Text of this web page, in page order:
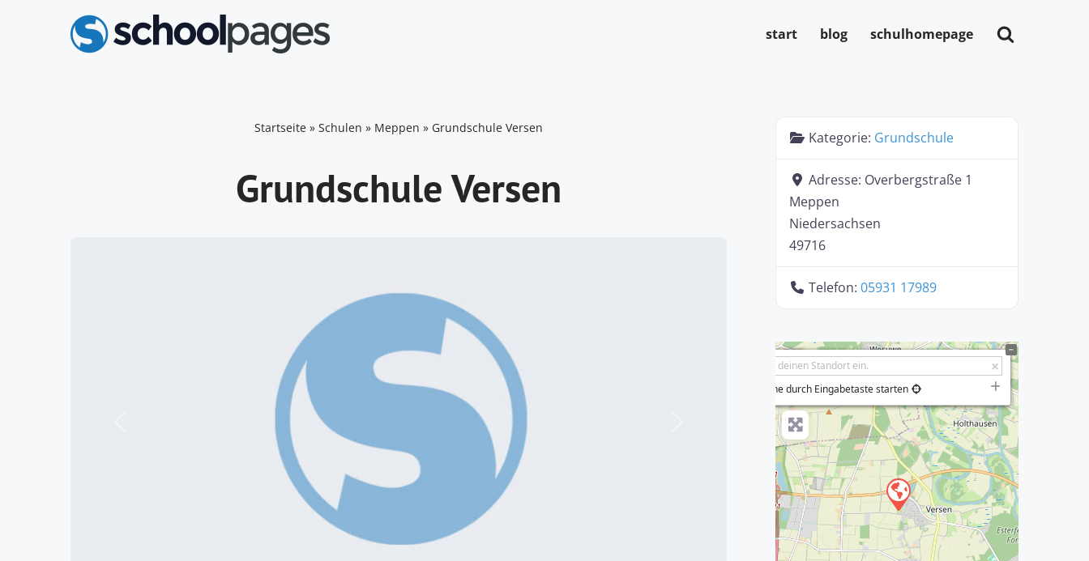
start blog schulhomepage
Startseite » Schulen » Meppen » Grundschule Versen
Grundschule Versen
Kategorie: Grundschule
Adresse: Overbergstraße 1
Meppen
Niedersachsen
49716
Telefon: 05931 17989
+
−
Suche durch Eingabetaste starten